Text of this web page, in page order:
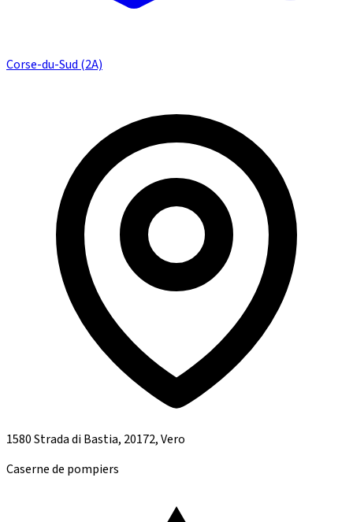
Corse-du-Sud (2A)
1580 Strada di Bastia, 20172, Vero
Caserne de pompiers